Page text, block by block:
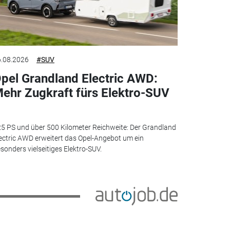
#SUV
Grandland Electric AWD:
Zugkraft fürs Elektro-SUV
PS und über 500 Kilometer Reichweite: Der Grandland
AWD erweitert das Opel-Angebot um ein
vielseitiges Elektro-SUV.